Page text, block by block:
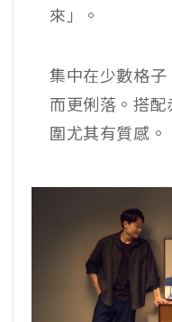
來」。
集中在少數格
而更俐落。搭
圍尤其有質感。